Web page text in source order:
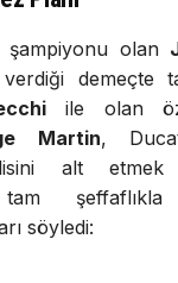
olan
demeçte
ile olan
Martin,
alt etmek
şeffaflıkla
söyledi: